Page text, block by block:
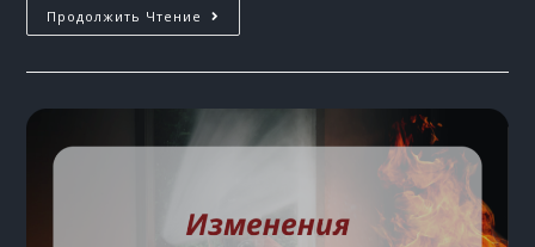
Продолжить Чтение